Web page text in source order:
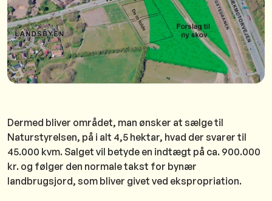
Dermed bliver området, man ønsker at sælge til
Naturstyrelsen, på i alt 4,5 hektar, hvad der svarer til
45.000 kvm. Salget vil betyde en indtægt på ca. 900.000
kr. og følger den normale takst for bynær
landbrugsjord, som bliver givet ved ekspropriation.